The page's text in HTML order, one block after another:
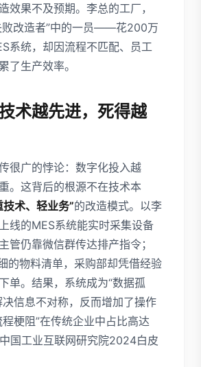
效果不及预期。李总的工厂，
败改造者”中的一员——花200万
系统，却因流程不匹配、员工
了生产效率。
术越先进，死得越
很广的悖论：数字化投入越
。这背后的根源不在技术本
技术、轻业务”的改造模式。以李
线的MES系统能实时采集设备
管仍靠微信群传达排产指令；
的物料清单，采购部却凭借经验
单。结果，系统成为“数据孤
决信息不对称，反而增加了操作
梗阻”在传统企业中占比高达
国工业互联网研究院2024白皮